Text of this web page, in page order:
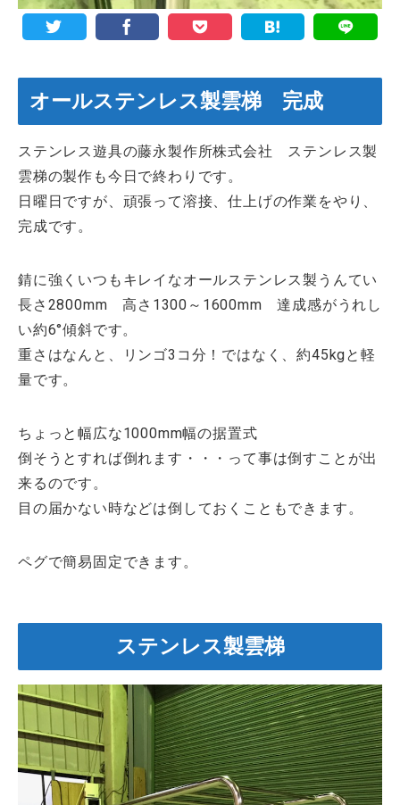
オールステンレス製雲梯 完成
ステンレス遊具の藤永製作所株式会社 ステンレス製
雲梯の製作も今日で終わりです。
日曜日ですが、頑張って溶接、仕上げの作業をやり、
完成です。
錆に強くいつもキレイなオールステンレス製うんてい
長さ2800mm 高さ1300～1600mm 達成感がうれし
い約6°傾斜です。
重さはなんと、リンゴ3コ分！ではなく、約45kgと軽
量です。
ちょっと幅広な1000mm幅の据置式
倒そうとすれば倒れます・・・って事は倒すことが出
来るのです。
目の届かない時などは倒しておくこともできます。
ペグで簡易固定できます。
ステンレス製雲梯